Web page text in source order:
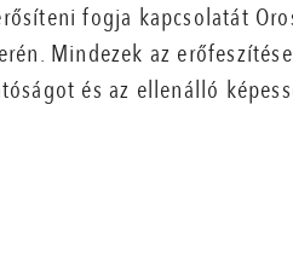
fogja kapcsolatát
Mindezek az
és az ellenálló